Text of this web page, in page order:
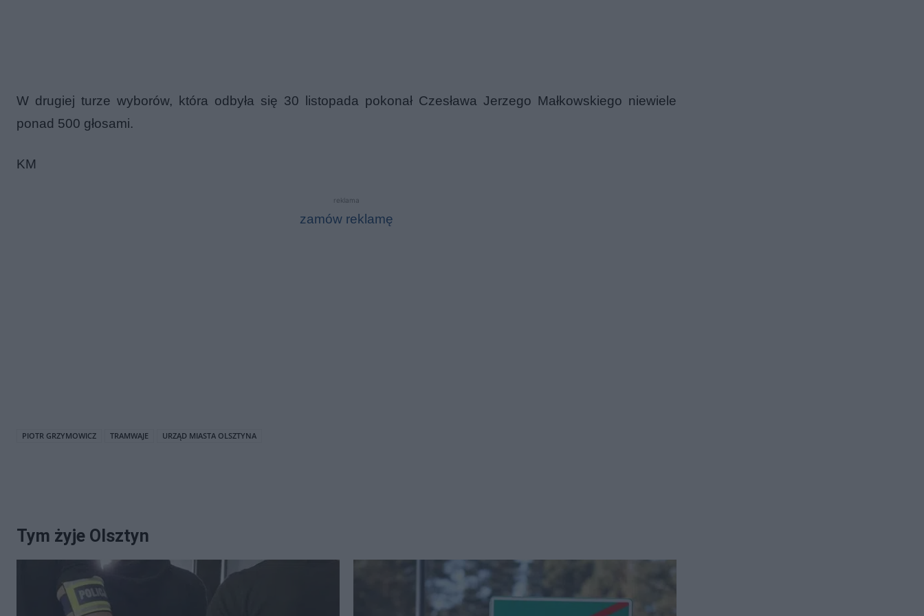
W drugiej turze wyborów, która odbyła się 30 listopada pokonał Czesława Jerzego Małkowskiego niewiele
ponad 500 głosami.
KM
reklama
zamów reklamę
PIOTR GRZYMOWICZ TRAMWAJE URZĄD MIASTA OLSZTYNA
Tym żyje Olsztyn